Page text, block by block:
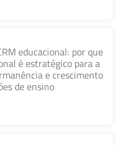
educacional: por que
é estratégico para a
e crescimento
de ensino